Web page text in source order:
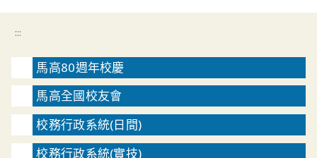
:::
馬高80週年校慶
馬高全國校友會
校務行政系統(日間)
校務行政系統(實技)